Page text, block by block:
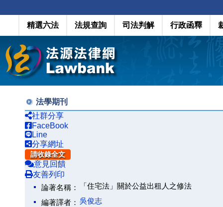
精選六法 法規查詢 司法判解 行政函釋
法學期刊
社群分享
FaceBook
Line
分享網址
請收錄全文
意見回饋
友善列印
論著名稱： 「住宅法」關於公益出租人之修法
編著譯者： 吳俊志